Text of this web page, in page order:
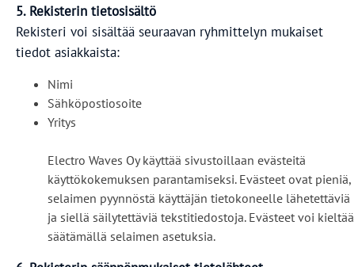
5. Rekisterin tietosisältö
Rekisteri voi sisältää seuraavan ryhmittelyn mukaiset
tiedot asiakkaista:
Nimi
Sähköpostiosoite
Yritys
Electro Waves Oy käyttää sivustoillaan evästeitä
käyttökokemuksen parantamiseksi. Evästeet ovat pieniä,
selaimen pyynnöstä käyttäjän tietokoneelle lähetettäviä
ja siellä säilytettäviä tekstitiedostoja. Evästeet voi kieltää
säätämällä selaimen asetuksia.